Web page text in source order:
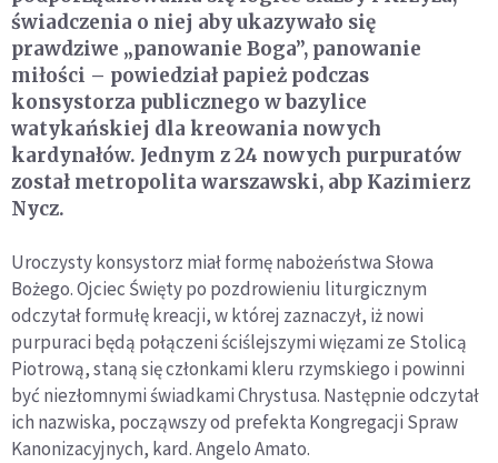
świadczenia o niej aby ukazywało się
prawdziwe „panowanie Boga”, panowanie
miłości – powiedział papież podczas
konsystorza publicznego w bazylice
watykańskiej dla kreowania nowych
kardynałów. Jednym z 24 nowych purpuratów
został metropolita warszawski, abp Kazimierz
Nycz.
Uroczysty konsystorz miał formę nabożeństwa Słowa
Bożego. Ojciec Święty po pozdrowieniu liturgicznym
odczytał formułę kreacji, w której zaznaczył, iż nowi
purpuraci będą połączeni ściślejszymi więzami ze Stolicą
Piotrową, staną się członkami kleru rzymskiego i powinni
być niezłomnymi świadkami Chrystusa. Następnie odczytał
ich nazwiska, począwszy od prefekta Kongregacji Spraw
Kanonizacyjnych, kard. Angelo Amato.